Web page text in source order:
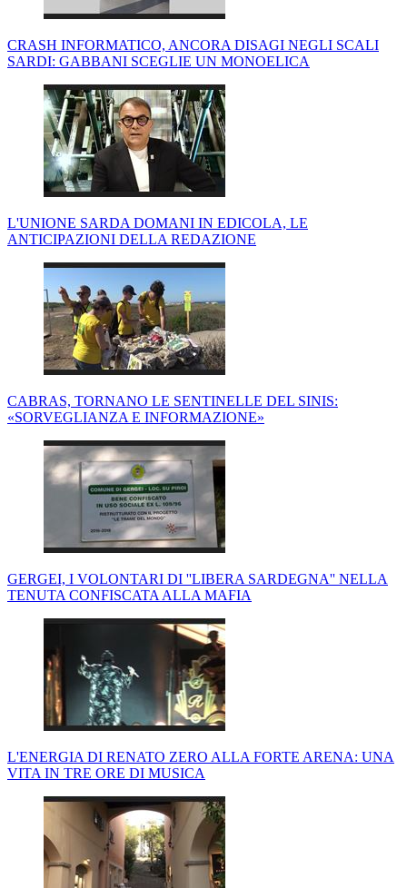
CRASH INFORMATICO, ANCORA DISAGI NEGLI SCALI
SARDI: GABBANI SCEGLIE UN MONOELICA
L'UNIONE SARDA DOMANI IN EDICOLA, LE
ANTICIPAZIONI DELLA REDAZIONE
CABRAS, TORNANO LE SENTINELLE DEL SINIS:
«SORVEGLIANZA E INFORMAZIONE»
GERGEI, I VOLONTARI DI ''LIBERA SARDEGNA'' NELLA
TENUTA CONFISCATA ALLA MAFIA
L'ENERGIA DI RENATO ZERO ALLA FORTE ARENA: UNA
VITA IN TRE ORE DI MUSICA